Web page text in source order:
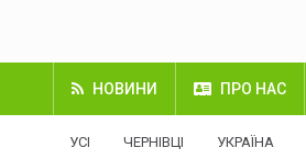
НОВИНИ ПРО НАС
УСІ ЧЕРНІВЦІ УКРАЇНА